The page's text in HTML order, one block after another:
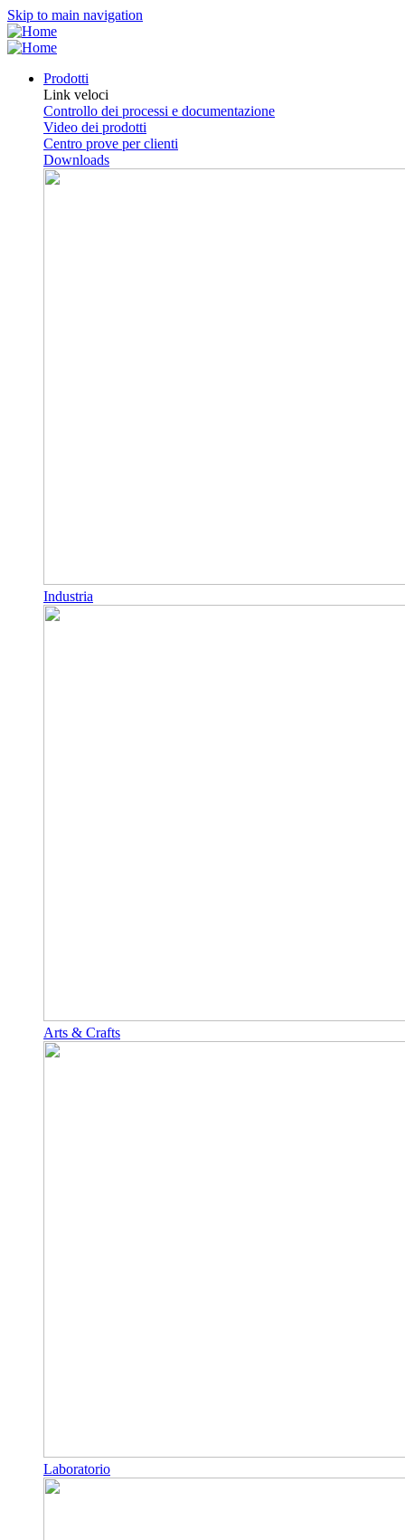
Skip to main navigation
Prodotti
Link veloci
Controllo dei processi e documentazione
Video dei prodotti
Centro prove per clienti
Downloads
Industria
Arts & Crafts
Laboratorio